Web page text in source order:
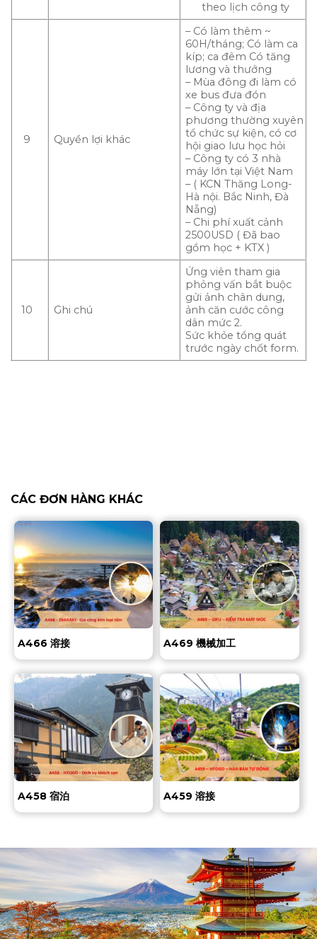
theo lịch công ty
9 Quyền lợi khác
– Có làm thêm ~
60H/tháng; Có làm ca
kíp; ca đêm Có tăng
lương và thưởng
– Mùa đông đi làm có
xe bus đưa đón
– Công ty và địa
phương thường xuyên
tổ chức sự kiện, có cơ
hội giao lưu học hỏi
– Công ty có 3 nhà
máy lớn tại Việt Nam
– ( KCN Thăng Long-
Hà nội. Bắc Ninh, Đà
Nẵng)
– Chi phí xuất cảnh
2500USD ( Đã bao
gồm học + KTX )
10 Ghi chú
Ứng viên tham gia
phỏng vấn bắt buộc
gửi ảnh chân dung,
ảnh căn cước công
dân mức 2.
Sức khỏe tổng quát
trước ngày chốt form.
CÁC ĐƠN HÀNG KHÁC
A466 溶接 A469 機械加工
A458 宿泊 A459 溶接